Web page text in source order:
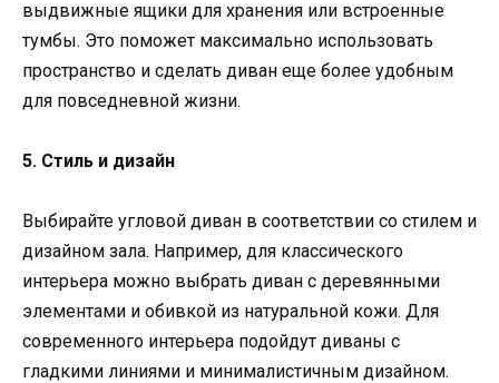
выдвижные ящики для хранения или встроенные
тумбы. Это поможет максимально использовать
пространство и сделать диван еще более удобным
для повседневной жизни.
5. Стиль и дизайн
Выбирайте угловой диван в соответствии со стилем и
дизайном зала. Например, для классического
интерьера можно выбрать диван с деревянными
элементами и обивкой из натуральной кожи. Для
современного интерьера подойдут диваны с
гладкими линиями и минималистичным дизайном.